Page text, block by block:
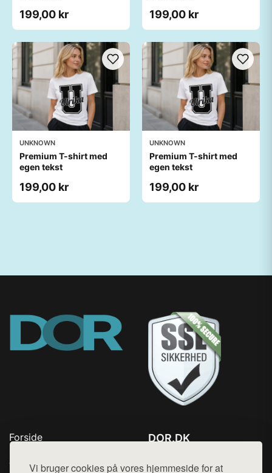
Vi bruger cookies på vores hjemmeside for at
199,00 kr 199,00 kr
UNKNOWN
Premium T-shirt med
egen tekst
199,00 kr
UNKNOWN
Premium T-shirt med
egen tekst
199,00 kr
Forside
Top Rabatter
DOR.DK